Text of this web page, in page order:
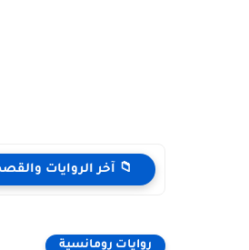
📁 آخر الروايات
روايات رومانسية